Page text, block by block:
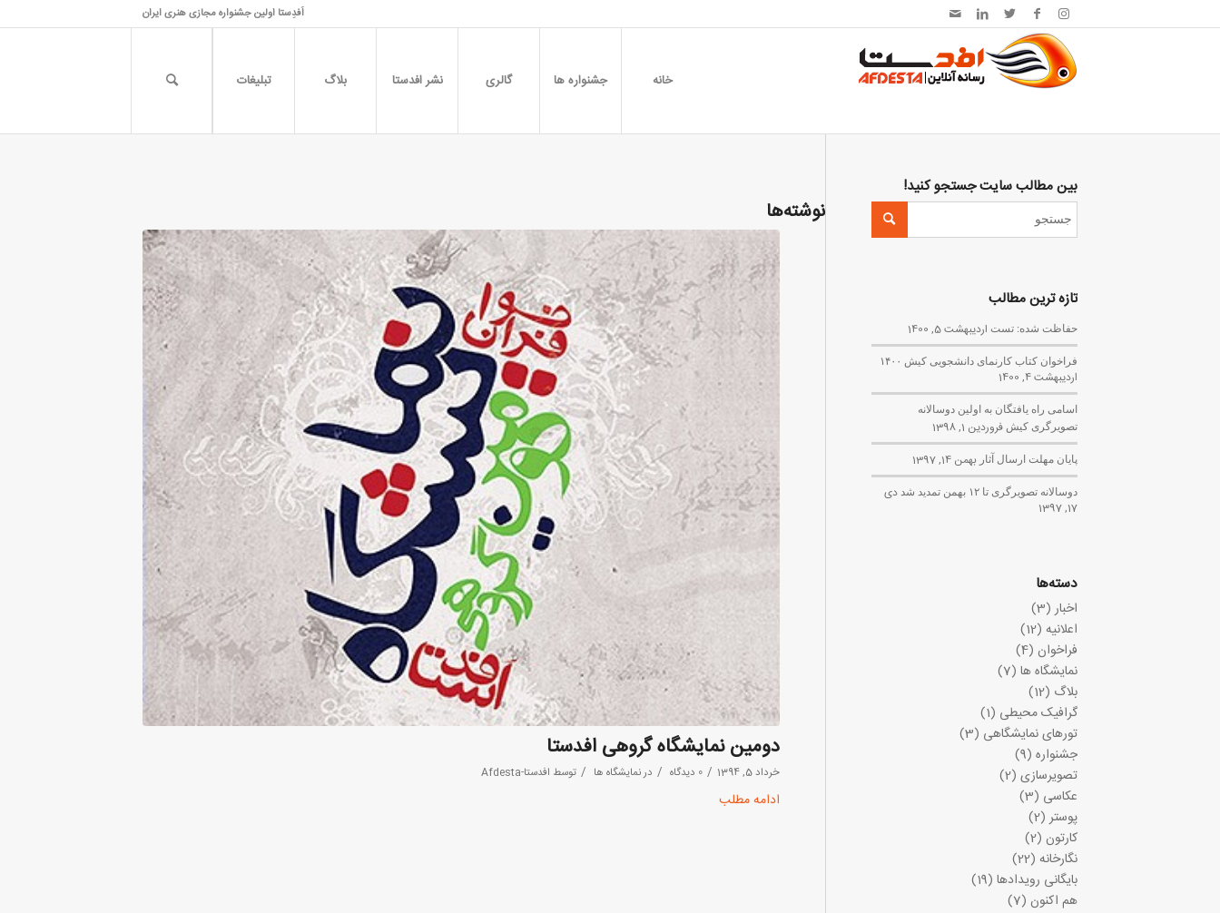
اَفدِستا اولین جشنواره مجازی هنری ایران
خانه جشنواره ها گالری نشر افدستا بلاگ تبلیغات
نوشته‌ها
دومین نمایشگاه گروهی افدستا
خرداد 5, 1394 / 0 دیدگاه / درنمایشگاه ها / توسط افدستا-Afdesta
ادامه مطلب
بین مطالب سایت جستجو کنید!
تازه ترین مطالب
حفاظت شده: تست اردیبهشت 5, 1400
فراخوان کتاب کارنمای دانشجویی کیش ۱۴۰۰
اردیبهشت 4, 1400
اسامی راه یافتگان به اولین دوسالانه
تصویرگری کیش فروردین 1, 1398
پایان مهلت ارسال آثار بهمن 14, 1397
دوسالانه تصویرگری تا ۱۲ بهمن تمدید شد
دی
17, 1397
دسته‌ها
اخبار(3)
اعلانیه (12)
فراخوان (4)
نمایشگاه ها (7)
بلاگ (12)
گرافیک محیطی (1)
تورهای نمایشگاهی (3)
جشنواره (9)
تصویرسازی (2)
عکاسی (3)
پوستر(2)
کارتون (2)
نگارخانه (22)
بایگانی رویدادها (19)
هم اکنون (7)